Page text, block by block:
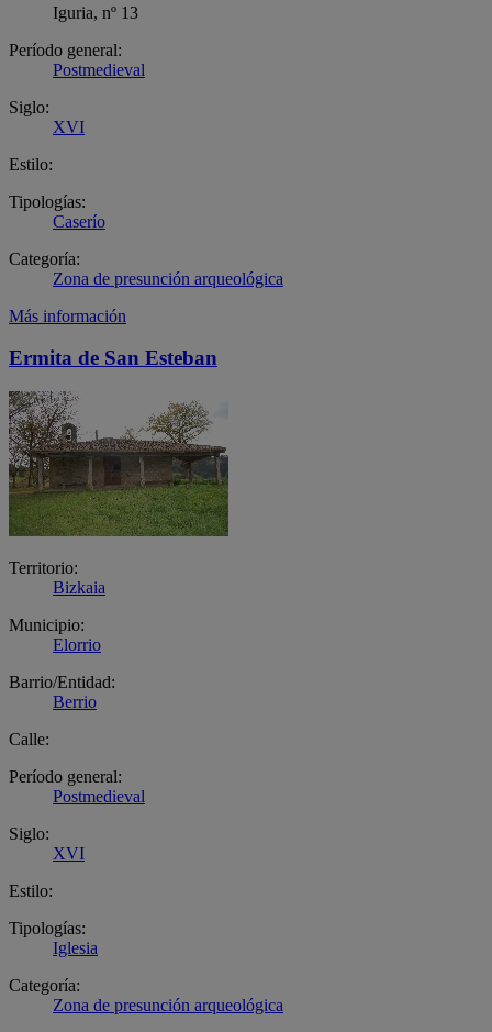
Iguria, nº 13
Período general:
Postmedieval
Siglo:
XVI
Estilo:
Tipologías:
Caserío
Categoría:
Zona de presunción arqueológica
Más información
Ermita de San Esteban
Territorio:
Bizkaia
Municipio:
Elorrio
Barrio/Entidad:
Berrio
Calle:
Período general:
Postmedieval
Siglo:
XVI
Estilo:
Tipologías:
Iglesia
Categoría:
Zona de presunción arqueológica